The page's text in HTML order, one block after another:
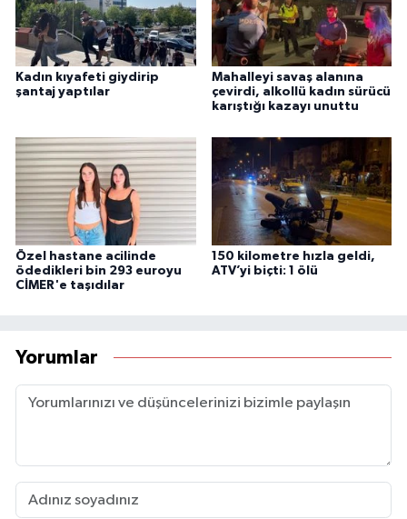
Kadın kıyafeti giydirip
şantaj yaptılar
Mahalleyi savaş alanına
çevirdi, alkollü kadın sürücü
karıştığı kazayı unuttu
Özel hastane acilinde
ödedikleri bin 293 euroyu
CİMER'e taşıdılar
150 kilometre hızla geldi,
ATV’yi biçti: 1 ölü
Yorumlar